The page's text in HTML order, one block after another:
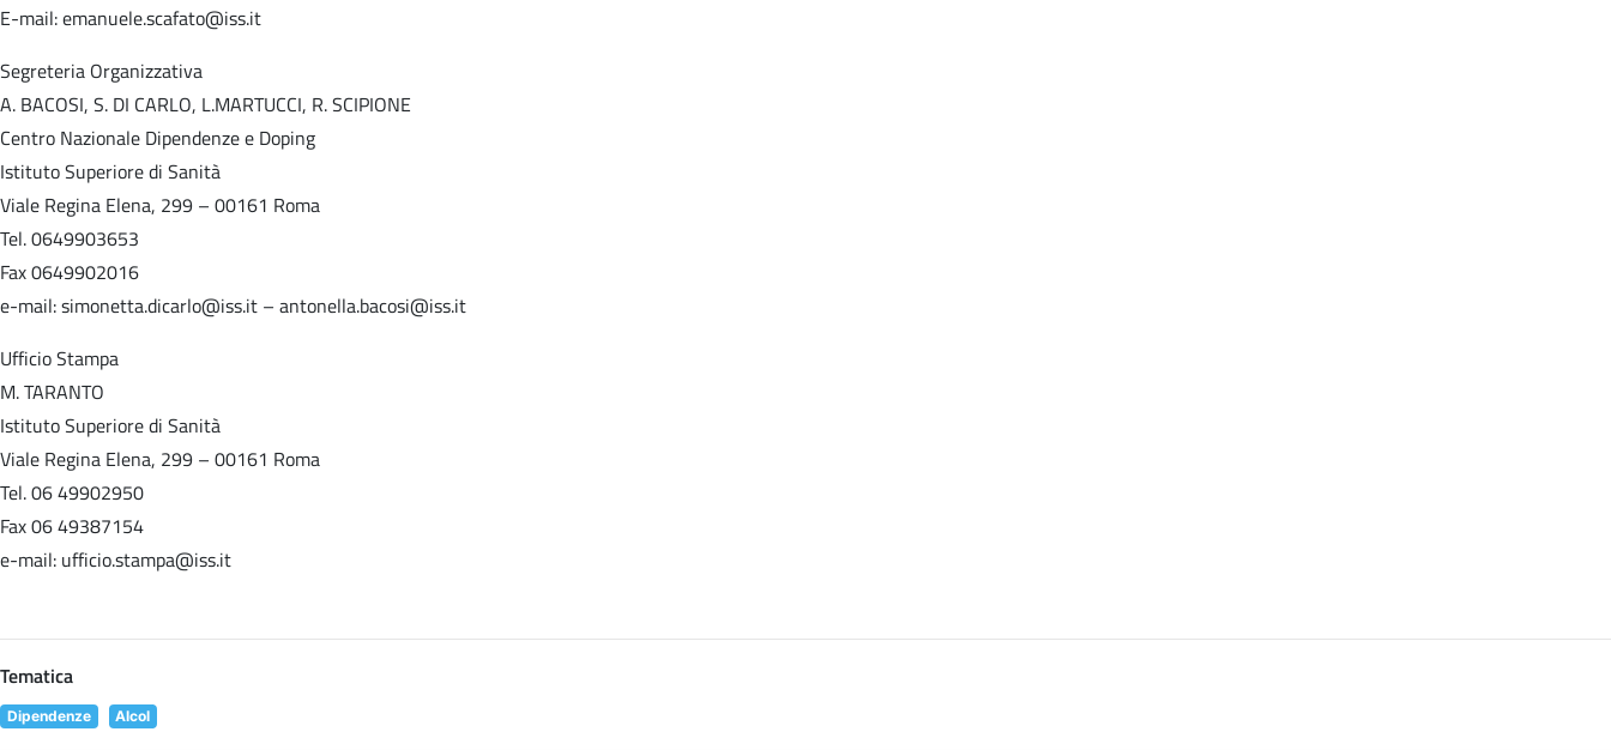
E-mail: emanuele.scafato@iss.it
Segreteria Organizzativa
A. BACOSI, S. DI CARLO, L.MARTUCCI, R. SCIPIONE
Centro Nazionale Dipendenze e Doping
Istituto Superiore di Sanità
Viale Regina Elena, 299 – 00161 Roma
Tel. 0649903653
Fax 0649902016
e-mail: simonetta.dicarlo@iss.it – antonella.bacosi@iss.it
Ufficio Stampa
M. TARANTO
Istituto Superiore di Sanità
Viale Regina Elena, 299 – 00161 Roma
Tel. 06 49902950
Fax 06 49387154
e-mail: ufficio.stampa@iss.it
Tematica
Dipendenze Alcol